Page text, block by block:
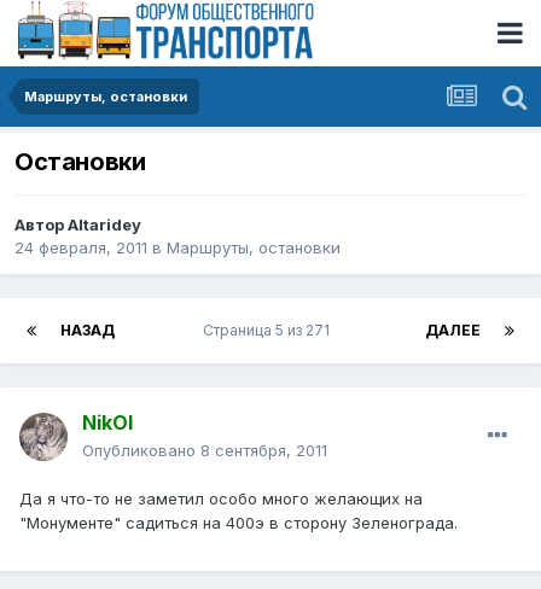
Маршруты, остановки
Остановки
АвторAltaridey
24 февраля, 2011 в Маршруты, остановки
НАЗАД ДАЛЕЕ
Страница 5 из 271
NikOl
Опубликовано 8 сентября, 2011
Да я что-то не заметил особо много желающих на
"Монументе" садиться на 400э в сторону Зеленограда.